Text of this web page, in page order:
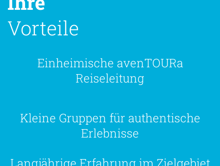
Ihre
Vorteile
Einheimische avenTOURa
Reiseleitung
Kleine Gruppen für authentische